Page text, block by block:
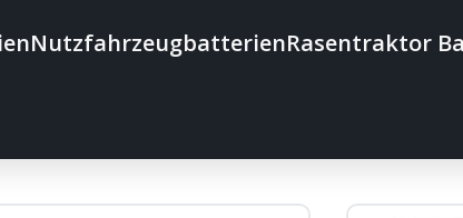
NutzfahrzeugbatterienRasentraktor